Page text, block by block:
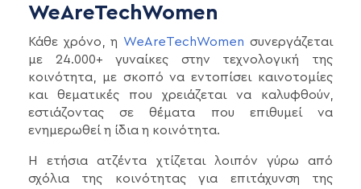
WeAreTechWomen
Κάθε χρόνο, η WeAreTechWomen συνεργάζεται
με 24.000+ γυναίκες στην τεχνολογική της
κοινότητα, με σκοπό να εντοπίσει καινοτομίες
και θεματικές που χρειάζεται να καλυφθούν,
εστιάζοντας σε θέματα που επιθυμεί να
ενημερωθεί η ίδια η κοινότητα.
Η ετήσια ατζέντα χτίζεται λοιπόν γύρω από
σχόλια της κοινότητας για επιτάχυνση της